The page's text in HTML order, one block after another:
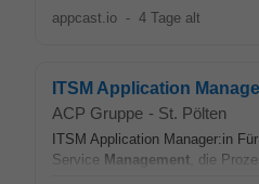
appcast.io - 4 Tage alt
ITSM Application
ACP Gruppe - St. Pölten
ITSM Application Manager:in
Service Management , die